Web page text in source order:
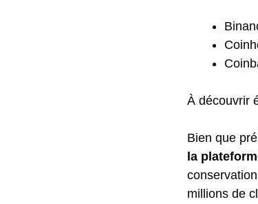
À découvrir
Bien que
la
millions de